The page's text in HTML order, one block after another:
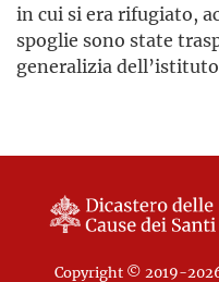
in cui si era rifugiato,
spoglie sono state
generalizia
Copyright © 2019-